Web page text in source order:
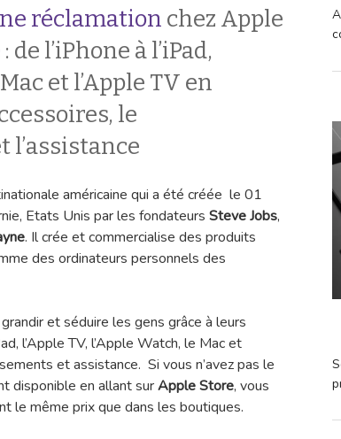
réclamation chez Apple
: de l’iPhone à l’iPad,
et l’Apple TV en
le
américaine qui a été créée le 01
Etats Unis par les fondateurs Steve Jobs,
. Il crée et commercialise des produits
des ordinateurs personnels des
et séduire les gens grâce à leurs
l’Apple TV, l’Apple Watch, le Mac et
et assistance. Si vous n’avez pas le
disponible en allant surApple Store, vous
le même prix que dans les boutiques.